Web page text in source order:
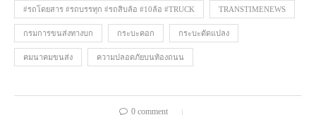
#รถโดยสาร #รถบรรทุก #รถสิบล้อ #10ล้อ #TRUCK TRANSTIMENEWS
กรมการขนส่งทางบก กระบะคอก กระบะดัดแปลง
คมนาคมขนส่ง ความปลอดภัยบนท้องถนน
0 comment